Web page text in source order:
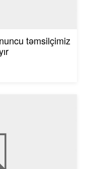
təmsilçimiz